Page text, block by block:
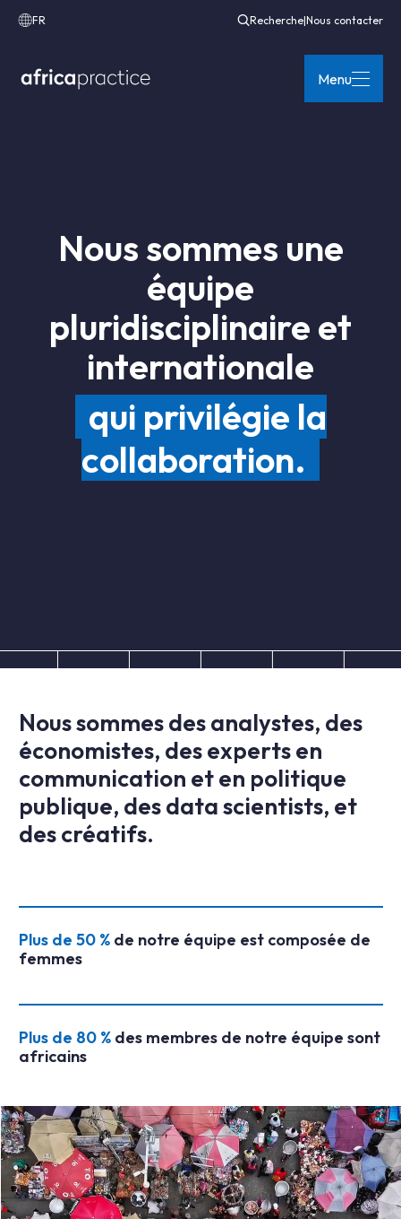
FR Recherche|Nous contacter
Menu
Nous sommes une
équipe
pluridisciplinaire et
internationale
qui privilégie la
collaboration.
Nous sommes des analystes, des
économistes, des experts en
communication et en politique
publique, des data scientists, et
des créatifs.
Plus de 50 %de notre équipe est composée de
femmes
Plus de 80 %des membres de notre équipe sont
africains